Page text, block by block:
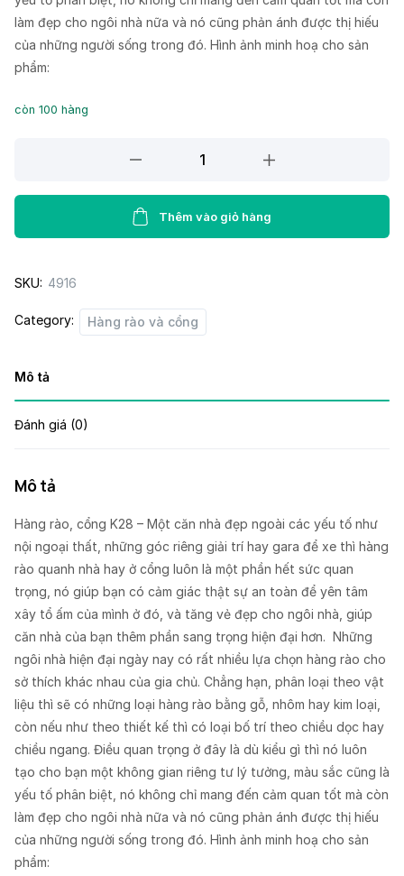
làm đẹp cho ngôi nhà nữa và nó cũng phản ánh được thị hiếu
của những người sống trong đó. Hình ảnh minh hoạ cho sản
phẩm:
còn 100 hàng
cổng
quantity
Thêm vào giỏ hàng
SKU: 4916
Category: Hàng rào và cổng
Mô tả
Đánh giá (0)
Mô tả
Hàng rào, cổng K28 – Một căn nhà đẹp ngoài các yếu tố như
nội ngoại thất, những góc riêng giải trí hay gara để xe thì hàng
rào quanh nhà hay ở cổng luôn là một phần hết sức quan
trọng, nó giúp bạn có cảm giác thật sự an toàn để yên tâm
xây tổ ấm của mình ở đó, và tăng vẻ đẹp cho ngôi nhà, giúp
căn nhà của bạn thêm phần sang trọng hiện đại hơn. Những
ngôi nhà hiện đại ngày nay có rất nhiều lựa chọn hàng rào cho
sở thích khác nhau của gia chủ. Chẳng hạn, phân loại theo vật
liệu thì sẽ có những loại hàng rào bằng gỗ, nhôm hay kim loại,
còn nếu như theo thiết kế thì có loại bố trí theo chiều dọc hay
chiều ngang. Điều quan trọng ở đây là dù kiểu gì thì nó luôn
tạo cho bạn một không gian riêng tư lý tưởng, màu sắc cũng là
yếu tố phân biệt, nó không chỉ mang đến cảm quan tốt mà còn
làm đẹp cho ngôi nhà nữa và nó cũng phản ánh được thị hiếu
của những người sống trong đó. Hình ảnh minh hoạ cho sản
phẩm: